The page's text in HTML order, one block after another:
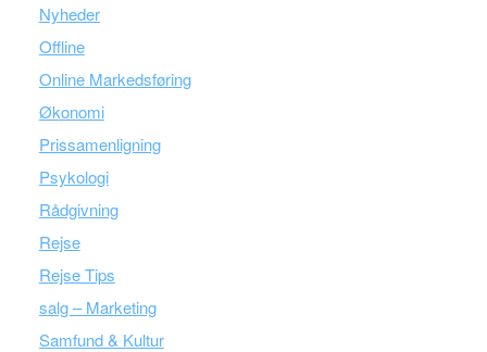
Nyheder
Offline
Online Markedsføring
Økonomi
Prissamenligning
Psykologi
Rådgivning
Rejse
Rejse Tips
salg – Marketing
Samfund & Kultur